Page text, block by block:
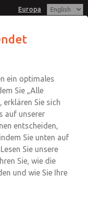
Europa
Einloggen
Anmeldung
Anpassen und
für Ihre
, Größen-,
ein optimales
Sie „Alle
erklären Sie sich
auf unserer
entscheiden,
Sie unten auf
Sie unsere
Sie, wie die
und wie Sie Ihre